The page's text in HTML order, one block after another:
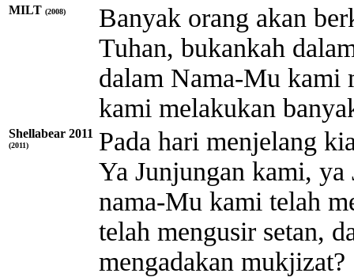
MILT (2008)
Banyak orang akan
Tuhan, bukankah
dalam Nama-Mu kami
kami melakukan
Shellabear 2011
(2011)
Pada hari menjelang
Ya Junjungan kami,
nama-Mu kami telah
telah mengusir setan,
mengadakan mukjizat?